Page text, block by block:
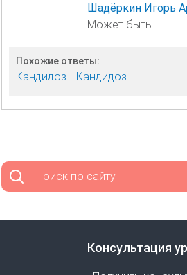
Шадёркин Игорь
Может быть.
Похожие ответы:
Кандидоз Кандидоз
Поиск по сайту
Консультация